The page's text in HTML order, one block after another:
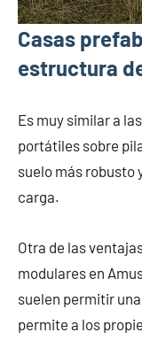
Casas
estructura
Es muy similar a
portátiles sobre
suelo más robusto
carga.
Otra de las
modulares en
suelen permitir
permite a los